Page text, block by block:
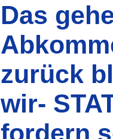
Das
zurück
wir-
fordern